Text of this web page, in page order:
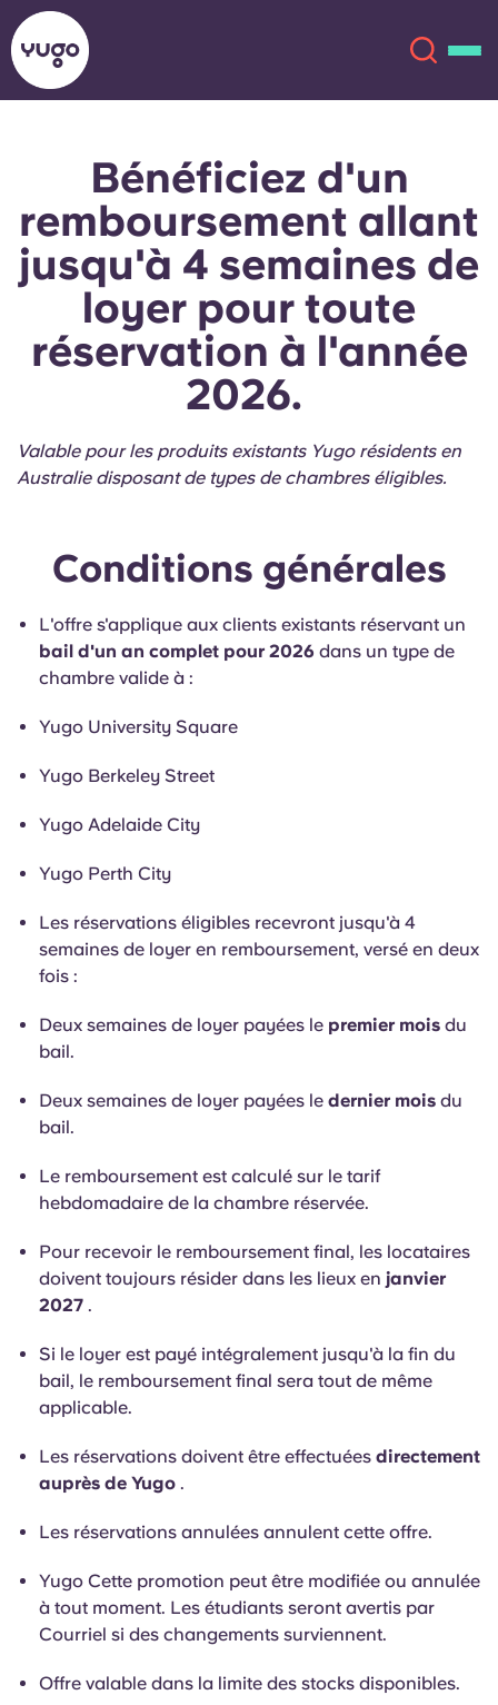
À propos
Lieux
Compte Langue
English (US)
Chinese
French
Sélectionnez une ville
Se connecter
English (GB)
English (US)
Español
Català Deutsch
Italian French
Portuguese
Bénéficiez d'un
remboursement allant
jusqu'à 4 semaines de
loyer pour toute
réservation à l'année
2026.
Valable pour les produits existants Yugo résidents en
Australie disposant de types de chambres éligibles.
Conditions générales
L'offre s'applique aux clients existants réservant un
bail d'un an complet pour 2026 dans un type de
chambre valide à :
Yugo University Square
Yugo Berkeley Street
Yugo Adelaide City
Yugo Perth City
Les réservations éligibles recevront jusqu'à 4
semaines de loyer en remboursement, versé en deux
fois :
Deux semaines de loyer payées le premier mois du
bail.
Deux semaines de loyer payées le dernier mois du
bail.
Le remboursement est calculé sur le tarif
hebdomadaire de la chambre réservée.
Pour recevoir le remboursement final, les locataires
doivent toujours résider dans les lieux en janvier
2027 .
Si le loyer est payé intégralement jusqu'à la fin du
bail, le remboursement final sera tout de même
applicable.
Les réservations doivent être effectuées directement
auprès de Yugo .
Les réservations annulées annulent cette offre.
Yugo Cette promotion peut être modifiée ou annulée
à tout moment. Les étudiants seront avertis par
Courriel si des changements surviennent.
Offre valable dans la limite des stocks disponibles.